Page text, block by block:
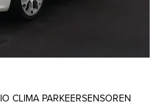
CLIMA PARKEERSENSOREN